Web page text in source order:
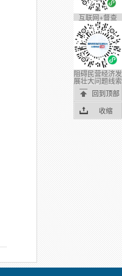
互联网+督查
阻碍民营经济发
展壮大问题线索
回到顶部
收缩